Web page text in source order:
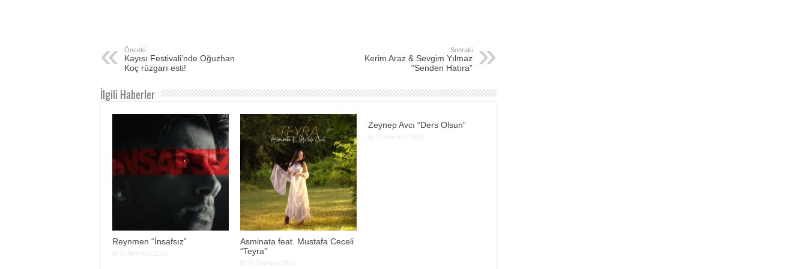
Önceki
Kayısı Festivali’nde Oğuzhan
Koç rüzgarı esti!
Sonraki
Kerim Araz & Sevgim Yılmaz
“Senden Hatıra”
İlgili Haberler
Reynmen “İnsafsız”
Asminata feat. Mustafa Ceceli
“Teyra”
Zeynep Avcı “Ders Olsun”